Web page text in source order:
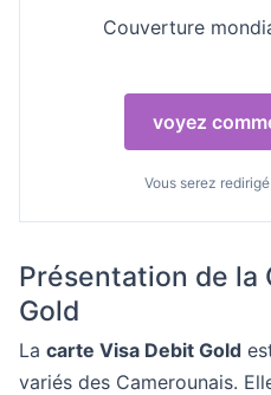
Couverture
voyez
Vous serez
Présentation de la
Gold
La carte Visa Debit Gold
variés des Camerounais.